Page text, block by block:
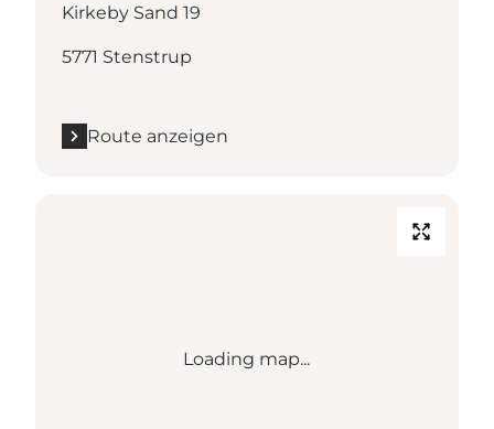
Kirkeby Sand 19
5771 Stenstrup
Route anzeigen
Loading map...